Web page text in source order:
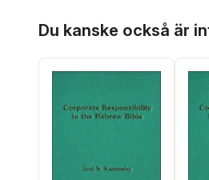
Du kanske också är